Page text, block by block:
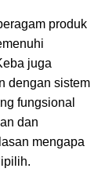
produk
juga
dengan sistem
fungsional
dan
mengapa